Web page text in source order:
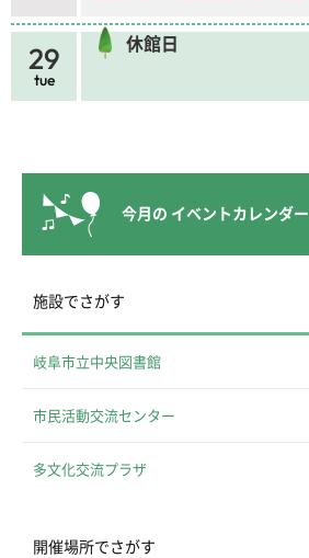
29
tue
休館日
今月の イベントカレンダー
施設でさがす
岐阜市立中央図書館
市民活動交流センター
多文化交流プラザ
開催場所でさがす